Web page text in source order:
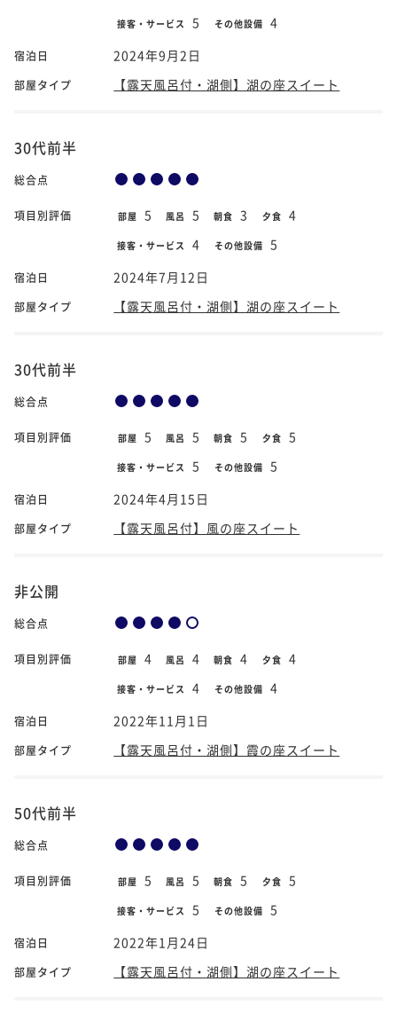
接客・サービス 5 その他設備 4
宿泊日 2024年9月2日
部屋タイプ 【露天風呂付・湖側】湖の座スイート
30代前半
総合点
項目別評価 部屋 5 風呂 5 朝食 3 夕食 4
接客・サービス 4 その他設備 5
宿泊日 2024年7月12日
部屋タイプ 【露天風呂付・湖側】湖の座スイート
30代前半
総合点
項目別評価 部屋 5 風呂 5 朝食 5 夕食 5
接客・サービス 5 その他設備 5
宿泊日 2024年4月15日
部屋タイプ 【露天風呂付】風の座スイート
非公開
総合点
項目別評価 部屋 4 風呂 4 朝食 4 夕食 4
接客・サービス 4 その他設備 4
宿泊日 2022年11月1日
部屋タイプ 【露天風呂付・湖側】霞の座スイート
50代前半
総合点
項目別評価 部屋 5 風呂 5 朝食 5 夕食 5
接客・サービス 5 その他設備 5
宿泊日 2022年1月24日
部屋タイプ 【露天風呂付・湖側】湖の座スイート